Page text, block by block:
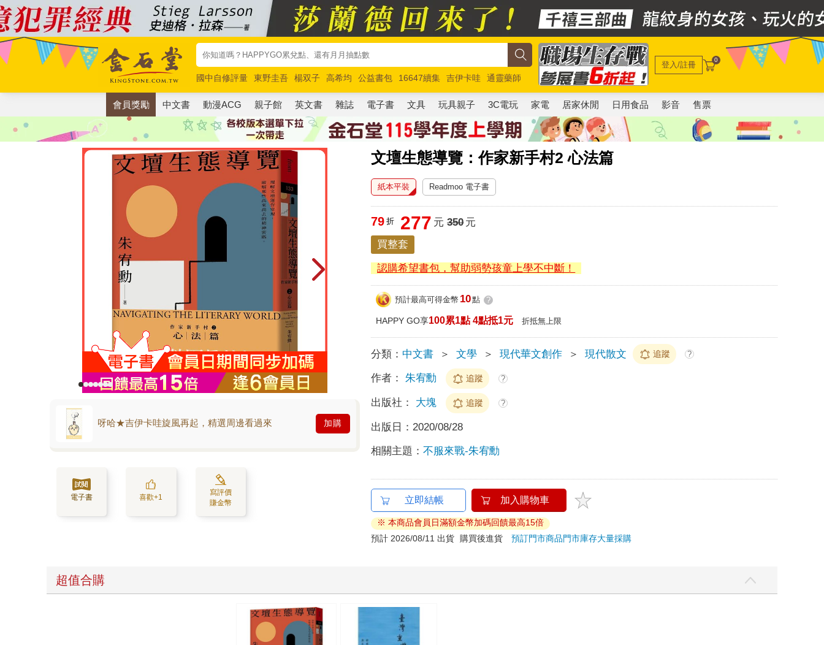
國中自修評量 東野圭吾 楊双子 高希均 公益書包 16647續集 吉伊卡哇
通靈藥師
唯紅花綻放
奧德賽 路邊攤新作 馬斯克 玩具總動員5 超慢跑
登入/註冊 0
會員獎勵 中文書 動漫ACG 親子館 英文書 雜誌 電子書 文具 玩具親子 3C電玩 家電 居家休閒 日用食品 影音 售票
文壇生態導覽：作家新手村2 心法篇
呀哈★吉伊卡哇旋風再起，精選周邊看過來 加購
電子書 喜歡+1
寫評價
賺金幣
紙本平裝 Readmoo 電子書
79 折 277 元 350元
買整套
認購希望書包，幫助弱勢孩童上學不中斷！
預計最高可得金幣 10點 ?
HAPPY GO享100累1點 4點抵1元 折抵無上限
分類： 中文書 ＞ 文學 ＞ 現代華文創作 ＞ 現代散文 追蹤 ?
作者： 朱宥勳 追蹤 ?
出版社： 大塊 追蹤 ?
出版日： 2020/08/28
相關主題：不服來戰-朱宥勳
立即結帳 加入購物車
※ 本商品會員日滿額金幣加碼回饋最高15倍
預計 2026/08/11 出貨
購買後進貨預訂門市商品門市庫存大量採購
超值合購